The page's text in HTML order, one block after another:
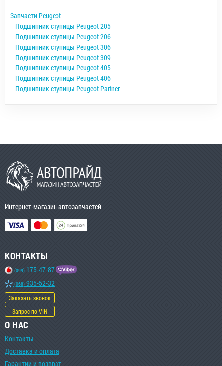
Запчасти Peugeot
Подшипник ступицы Peugeot 205
Подшипник ступицы Peugeot 206
Подшипник ступицы Peugeot 306
Подшипник ступицы Peugeot 309
Подшипник ступицы Peugeot 405
Подшипник ступицы Peugeot 406
Подшипник ступицы Peugeot Partner
Интернет-магазин автозапчастей
КОНТАКТЫ
(099) 175-47-87
(068) 935-52-32
Заказать звонок
Запрос по VIN
О НАС
Контакты
Доставка и оплата
Гарантии и возврат